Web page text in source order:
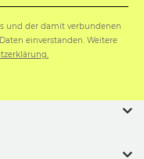
und der damit verbundenen
einverstanden. Weitere